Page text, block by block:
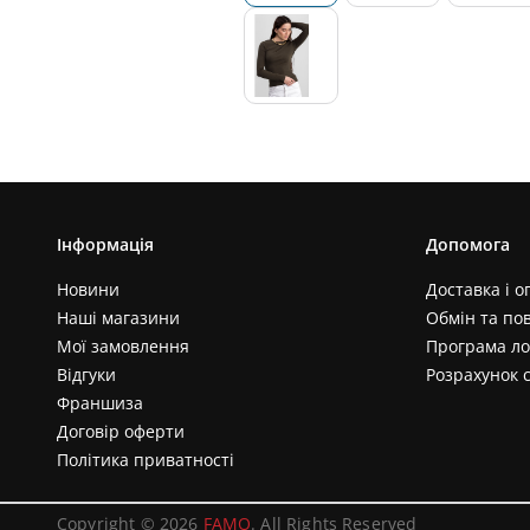
Інформація
Новини
Наші магазини
Мої замовлення
Відгуки
Франшиза
Договір оферти
Політика приватності
Допомога
Доставка і
Обмін та
Програма
Розрахунок
Copyright © 2026 FAMO. All Rights Reserved